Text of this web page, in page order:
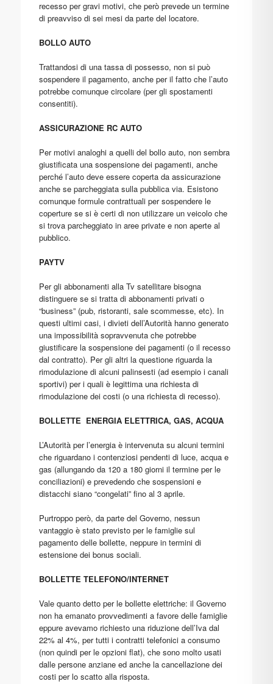
recesso per gravi motivi, che però prevede un termine
di preavviso di sei mesi da parte del locatore.
BOLLO AUTO
Trattandosi di una tassa di possesso, non si può
sospendere il pagamento, anche per il fatto che l’auto
potrebbe comunque circolare (per gli spostamenti
consentiti).
ASSICURAZIONE RC AUTO
Per motivi analoghi a quelli del bollo auto, non sembra
giustificata una sospensione dei pagamenti, anche
perché l’auto deve essere coperta da assicurazione
anche se parcheggiata sulla pubblica via. Esistono
comunque formule contrattuali per sospendere le
coperture se si è certi di non utilizzare un veicolo che
si trova parcheggiato in aree private e non aperte al
pubblico.
PAYTV
Per gli abbonamenti alla Tv satellitare bisogna
distinguere se si tratta di abbonamenti privati o
“business” (pub, ristoranti, sale scommesse, etc). In
questi ultimi casi, i divieti dell’Autorità hanno generato
una impossibilità sopravvenuta che potrebbe
giustificare la sospensione dei pagamenti (o il recesso
dal contratto). Per gli altri la questione riguarda la
rimodulazione di alcuni palinsesti (ad esempio i canali
sportivi) per i quali è legittima una richiesta di
rimodulazione dei costi (o una richiesta di recesso).
BOLLETTE ENERGIA ELETTRICA, GAS, ACQUA
L’Autorità per l’energia è intervenuta su alcuni termini
che riguardano i contenziosi pendenti di luce, acqua e
gas (allungando da 120 a 180 giorni il termine per le
conciliazioni) e prevedendo che sospensioni e
distacchi siano “congelati” fino al 3 aprile.
Purtroppo però, da parte del Governo, nessun
vantaggio è stato previsto per le famiglie sul
pagamento delle bollette, neppure in termini di
estensione dei bonus sociali.
BOLLETTE TELEFONO/INTERNET
Vale quanto detto per le bollette elettriche: il Governo
non ha emanato provvedimenti a favore delle famiglie
eppure avevamo richiesto una riduzione dell’Iva dal
22% al 4%, per tutti i contratti telefonici a consumo
(non quindi per le opzioni flat), che sono molto usati
dalle persone anziane ed anche la cancellazione dei
costi per lo scatto alla risposta.